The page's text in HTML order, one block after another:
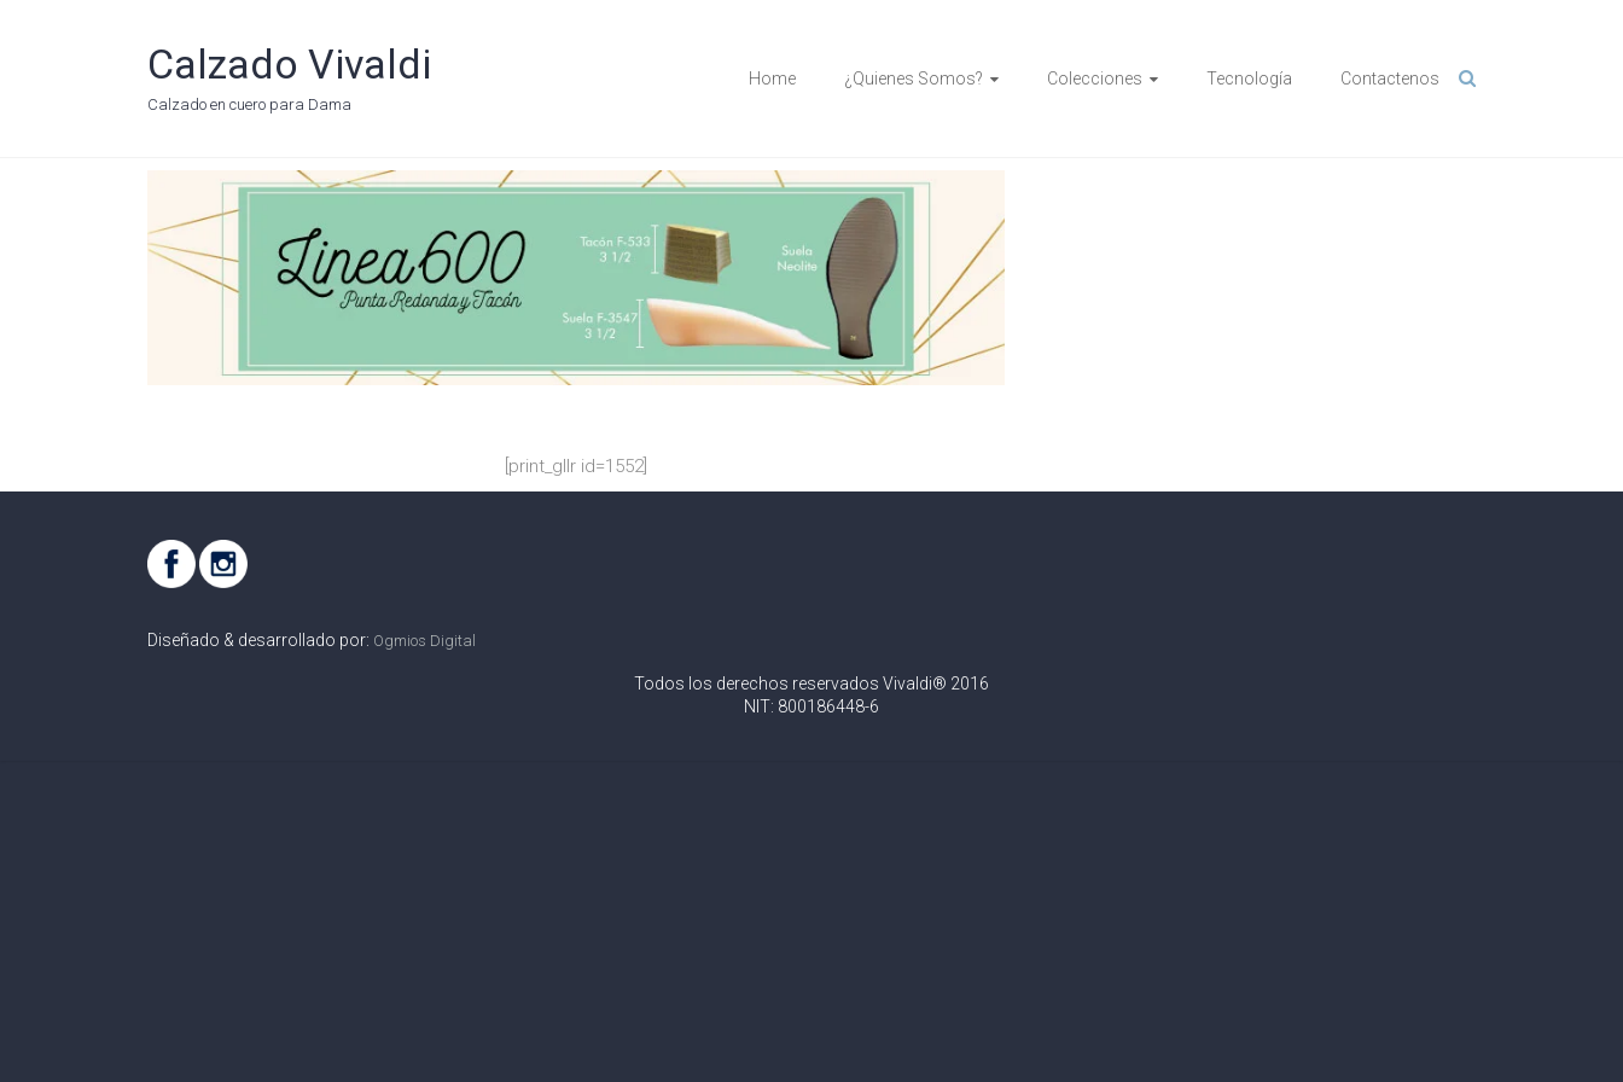
Calzado Vivaldi
Calzado en cuero para Dama
Home ¿Quienes Somos? Colecciones Tecnología Contactenos
[print_gllr id=1552]
Diseñado & desarrollado por: Ogmios Digital
Todos los derechos reservados Vivaldi® 2016
NIT: 800186448-6